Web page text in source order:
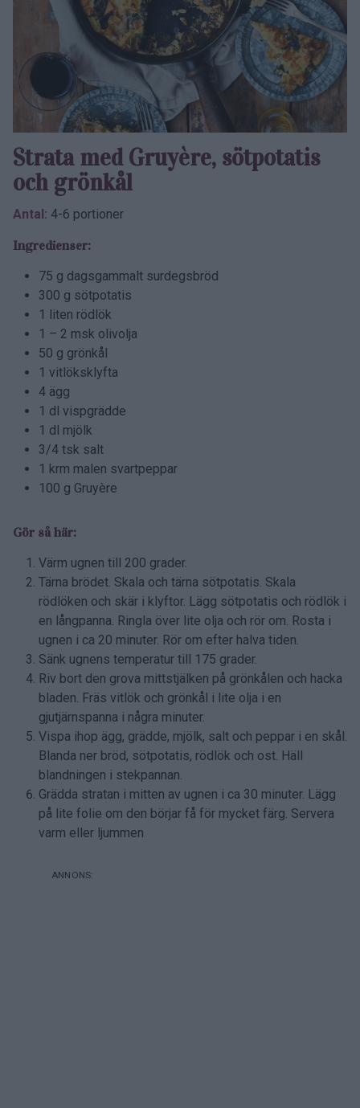
Strata med Gruyère, sötpotatis
och grönkål
Antal: 4-6 portioner
Ingredienser:
75 g dagsgammalt surdegsbröd
300 g sötpotatis
1 liten rödlök
1 – 2 msk olivolja
50 g grönkål
1 vitlöksklyfta
4 ägg
1 dl vispgrädde
1 dl mjölk
3/4 tsk salt
1 krm malen svartpeppar
100 g Gruyère
Gör så här:
Värm ugnen till 200 grader.
Tärna brödet. Skala och tärna sötpotatis. Skala
rödlöken och skär i klyftor. Lägg sötpotatis och rödlök i
en långpanna. Ringla över lite olja och rör om. Rosta i
ugnen i ca 20 minuter. Rör om efter halva tiden.
Sänk ugnens temperatur till 175 grader.
Riv bort den grova mittstjälken på grönkålen och hacka
bladen. Fräs vitlök och grönkål i lite olja i en
gjutjärnspanna i några minuter.
Vispa ihop ägg, grädde, mjölk, salt och peppar i en skål.
Blanda ner bröd, sötpotatis, rödlök och ost. Häll
blandningen i stekpannan.
Grädda stratan i mitten av ugnen i ca 30 minuter. Lägg
på lite folie om den börjar få för mycket färg. Servera
varm eller ljummen